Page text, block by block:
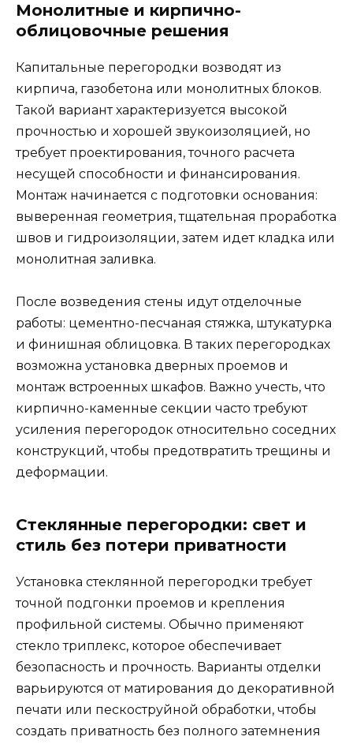
Монолитные и кирпично-
облицовочные решения
Капитальные перегородки возводят из
кирпича, газобетона или монолитных блоков.
Такой вариант характеризуется высокой
прочностью и хорошей звукоизоляцией, но
требует проектирования, точного расчета
несущей способности и финансирования.
Монтаж начинается с подготовки основания:
выверенная геометрия, тщательная проработка
швов и гидроизоляции, затем идет кладка или
монолитная заливка.
После возведения стены идут отделочные
работы: цементно-песчаная стяжка, штукатурка
и финишная облицовка. В таких перегородках
возможна установка дверных проемов и
монтаж встроенных шкафов. Важно учесть, что
кирпично-каменные секции часто требуют
усиления перегородок относительно соседних
конструкций, чтобы предотвратить трещины и
деформации.
Стеклянные перегородки: свет и
стиль без потери приватности
Установка стеклянной перегородки требует
точной подгонки проемов и крепления
профильной системы. Обычно применяют
стекло триплекс, которое обеспечивает
безопасность и прочность. Варианты отделки
варьируются от матирования до декоративной
печати или пескоструйной обработки, чтобы
создать приватность без полного затемнения